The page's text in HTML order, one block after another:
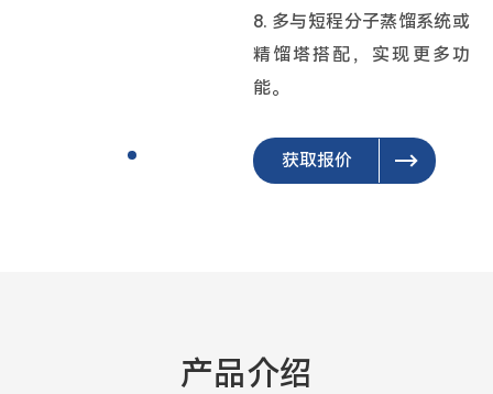
8. 多与短程分子蒸馏系统或
精馏塔搭配，实现更多功
能。
获取报价
产品介绍